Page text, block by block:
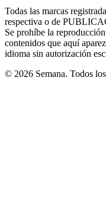
windowwindow
new
Todas las marcas
respectiva o de
Se prohíbe la
contenidos que aquí
idioma sin autorización
© 2026 Semana. Todos